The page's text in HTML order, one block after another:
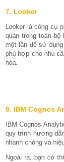
7. Looker
Looker là công cụ
quán trong toàn
một lần để sử
phù hợp cho nhu
hóa.
8. IBM Cognos
IBM Cognos
quy trình hướng
nhanh chóng và
Ngoài ra, bạn có